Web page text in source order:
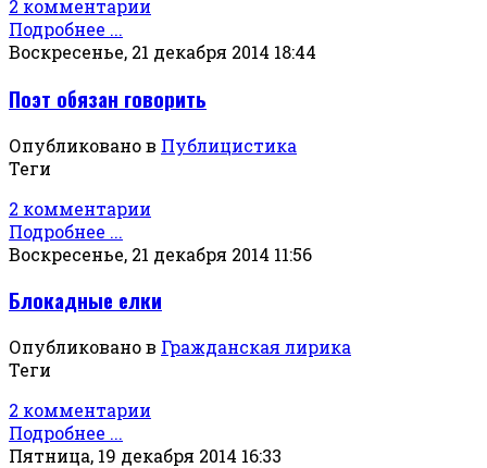
2 комментарии
Подробнее ...
Воскресенье, 21 декабря 2014 18:44
Поэт обязан говорить
Опубликовано в Публицистика
Теги
2 комментарии
Подробнее ...
Воскресенье, 21 декабря 2014 11:56
Блокадные елки
Опубликовано в Гражданская лирика
Теги
2 комментарии
Подробнее ...
Пятница, 19 декабря 2014 16:33